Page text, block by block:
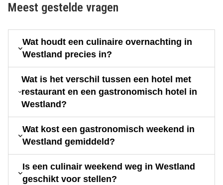
Meest gestelde vragen
Wat houdt een culinaire overnachting in
Westland precies in?
Wat is het verschil tussen een hotel met
restaurant en een gastronomisch hotel in
Westland?
Wat kost een gastronomisch weekend in
Westland gemiddeld?
Is een culinair weekend weg in Westland
geschikt voor stellen?